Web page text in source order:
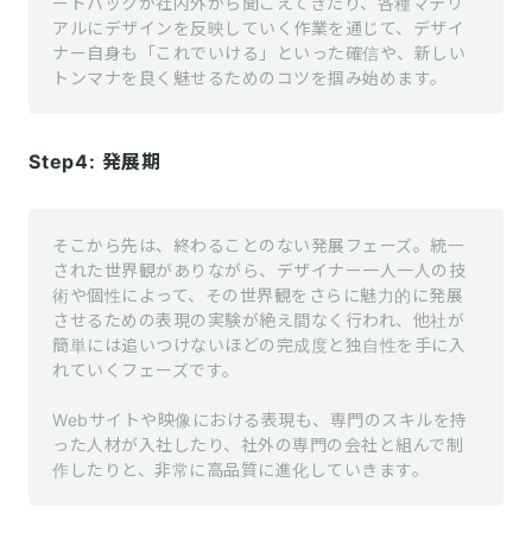
アルにデザインを反映していく作業を通じて、デザイ
ナー自身も「これでいける」といった確信や、新しい
トンマナを良く魅せるためのコツを掴み始めます。
Step4: 発展期
そこから先は、終わることのない発展フェーズ。統一
された世界観がありながら、デザイナー一人一人の技
術や個性によって、その世界観をさらに魅力的に発展
させるための表現の実験が絶え間なく行われ、他社が
簡単には追いつけないほどの完成度と独自性を手に入
れていくフェーズです。
Webサイトや映像における表現も、専門のスキルを持
った人材が入社したり、社外の専門の会社と組んで制
作したりと、非常に高品質に進化していきます。